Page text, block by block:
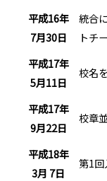
平成16年
7月30日
統合
トチ
平成17年
5月11日
校名
平成17年
9月22日
校章
平成18年
3月 7日
第1回